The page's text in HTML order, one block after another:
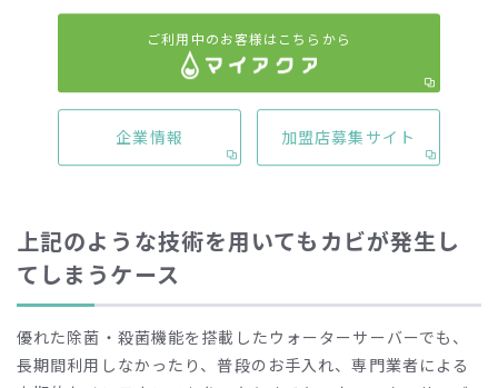
（空気に触れる状態）いずれにしても雑菌の繁殖リスクは変
わりません。そのため、外気を取り込む口に抗菌加工したフ
ィルターなどを使用することが必要となります。
リターナブル方式のボトルを採用しているアクアクララのウ
ォーターサーバーでは、抗菌加工を施したエアフィルターが
使用しており、ウォーターサーバー内部に雑菌の侵入するの
上記のような技術を用いてもカビが発生し
てしまうケース
優れた除菌・殺菌機能を搭載したウォーターサーバーでも、
長期間利用しなかったり、普段のお手入れ、専門業者による
ご利用中のお客様はこちらから
企業情報 加盟店募集サイト